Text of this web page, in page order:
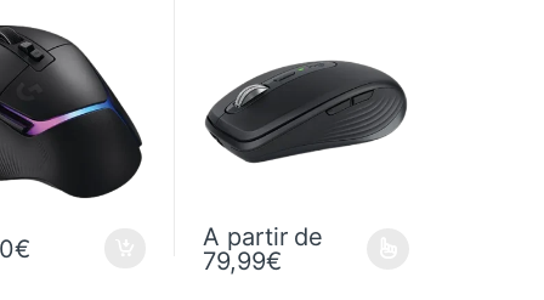
€
A partir de
79,99€
Ce produit a plusieurs variations. Les